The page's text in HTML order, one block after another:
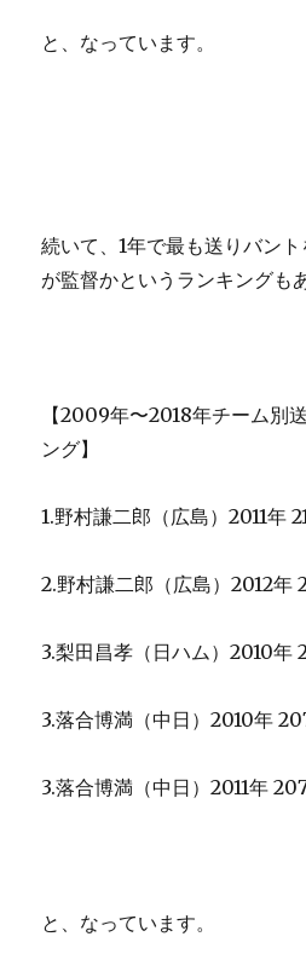
と、なっています。
続いて、1年で最も送りバン
が監督かというランキングも
【2009年〜2018年チーム別
ング】
1.野村謙二郎（広島）2011年
2.野村謙二郎（広島）2012年
3.梨田昌孝（日ハム）2010年
3.落合博満（中日）2010年
3.落合博満（中日）2011年
と、なっています。